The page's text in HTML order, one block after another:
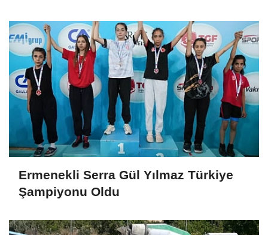
Ermenekli Serra Gül Yılmaz Türkiye
Şampiyonu Oldu